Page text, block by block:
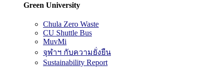
Green University
Chula Zero Waste
CU Shuttle Bus
MuvMi
จุฬาฯ กับความยั่งยืน
Sustainability Report